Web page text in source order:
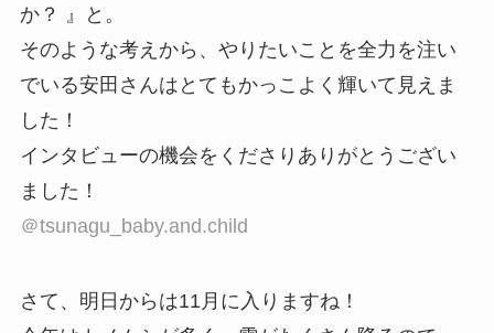
か？ 』と。
そのような考えから、やりたいことを全力を注い
でいる安田さんはとてもかっこよく輝いて見えま
した！
インタビューの機会をくださりありがとうござい
ました！
＠tsunagu_baby.and.child
さて、明日からは11月に入りますね！